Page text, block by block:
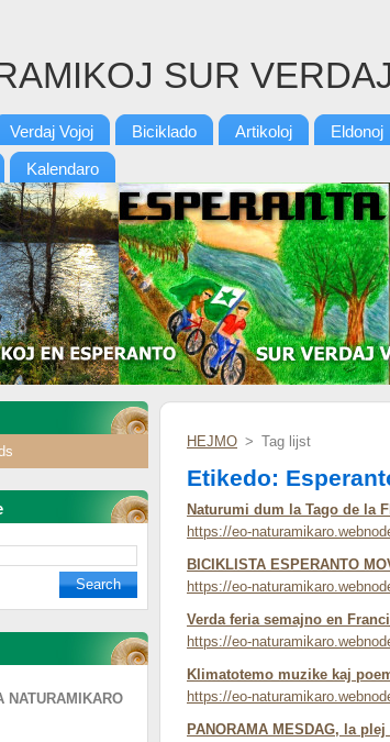
SUR
Verdaj Vojoj Biciklado Artikoloj Eldonoj
Kalendaro
NATURAMIKARO
HEJMO > Tag lijst
Etikedo:
Naturumi dum la Tago de la
https://eo-
BICIKLISTA ESPERANTO
https://eo-
Verda feria semajno en
https://eo-
Klimatotemo muzike kaj
https://eo-
PANORAMA MESDAG, la